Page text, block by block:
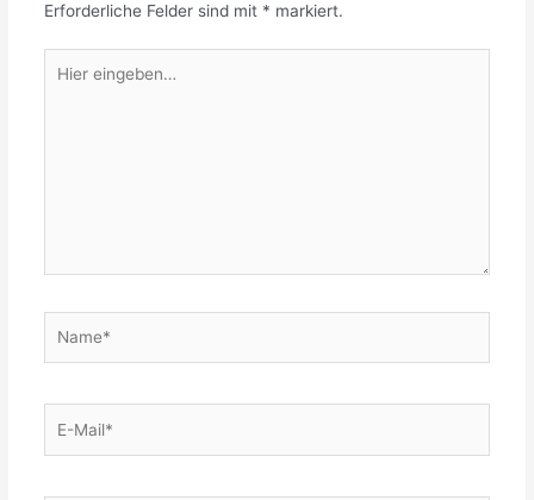
Erforderliche Felder sind mit * markiert.
eingeben…
Mail*